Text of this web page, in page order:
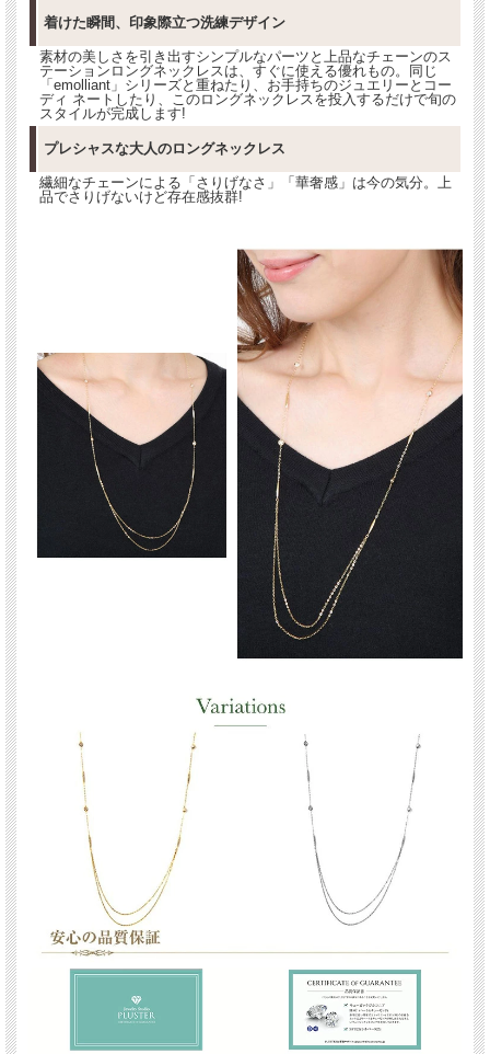
着けた瞬間、印象際立つ洗練デザイン
素材の美しさを引き出すシンプルなパーツと上品なチェーンのス
テーションロングネックレスは、すぐに使える優れもの。同じ
「emolliant」シリーズと重ねたり、お手持ちのジュエリーとコー
ディ ネートしたり、このロングネックレスを投入するだけで旬の
スタイルが完成します!
プレシャスな大人のロングネックレス
繊細なチェーンによる「さりげなさ」「華奢感」は今の気分。上
品でさりげないけど存在感抜群!